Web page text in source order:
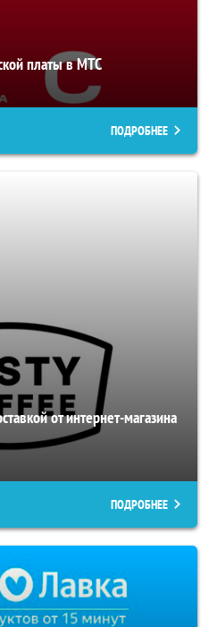
платы в МТС
ПОДРОБНЕЕ
от интернет-магазина
ПОДРОБНЕЕ